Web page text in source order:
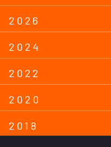
2026
2024
2022
2020
2018